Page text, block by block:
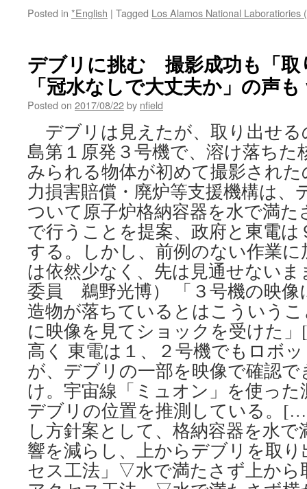
Posted in *English | Tagged Los Alamos National Laboratiories
デブリに挑む 撮影成功も「
「冠水なしで大丈夫か」の声
Posted on 2017/08/22by nfield
デブリは見えたが、取り出せる
島第１原発３号機で、溶け落ちた
みられる物体が初めて撮影され
力損害賠償・廃炉等支援機構は、
ついて原子炉格納容器を水で満た
で行うことを提案、政府と東電は
する。しかし、前例のない作業
は依然少なく、先は見通せない
委員 鵜野光博） 「３号機の映像
造物が落ちているとはこういう
に映像を見てショックを受けた
高く 東電は１、２号機でもロボ
が、デブリの一部を映像で確認
け。宇宙線「ミュオン」を使っ
デブリの位置を推測している。
し方針案として、格納容器を水
響を減らし、上からデブリを取
セス工法」▽水で満たさず上から